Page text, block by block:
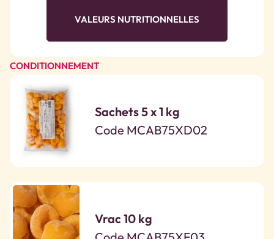
VALEURS NUTRITIONNELLES
CONDITIONNEMENT
Sachets 5 x 1 kg
Code MCAB75XD02
Vrac 10 kg